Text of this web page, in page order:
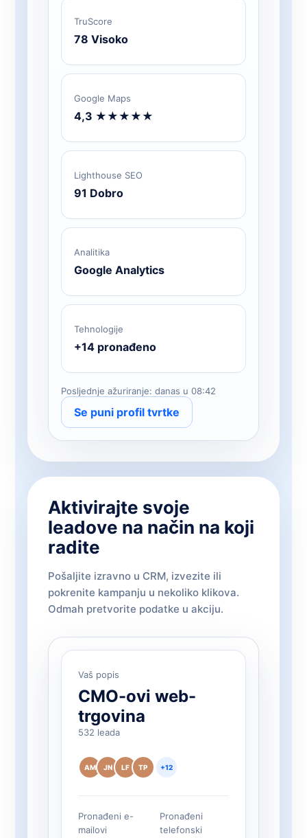
TruScore
78 Visoko
Google Maps
4,3 ★★★★★
Lighthouse SEO
91 Dobro
Analitika
Google Analytics
Tehnologije
+14 pronađeno
Posljednje ažuriranje: danas u 08:42
Se puni profil tvrtke
Aktivirajte svoje
leadove na način na koji
radite
Pošaljite izravno u CRM, izvezite ili
pokrenite kampanju u nekoliko klikova.
Odmah pretvorite podatke u akciju.
Vaš popis
CMO-ovi web-
trgovina
532 leada
AM JN LF TP +12
Pronađeni e-
mailovi
Pronađeni
telefonski